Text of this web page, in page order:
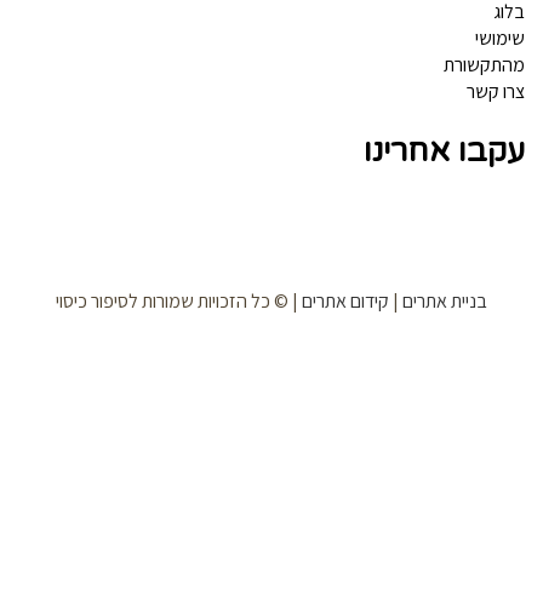
קשר
אחרינו
בניית אתרים|קידום אתרים| © כל הזכויות שמורות לסיפור כיסוי